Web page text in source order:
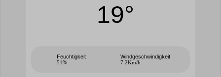
19°
Feuchtigkeit
51%
Windgeschwindigkeit
7.2Km/h